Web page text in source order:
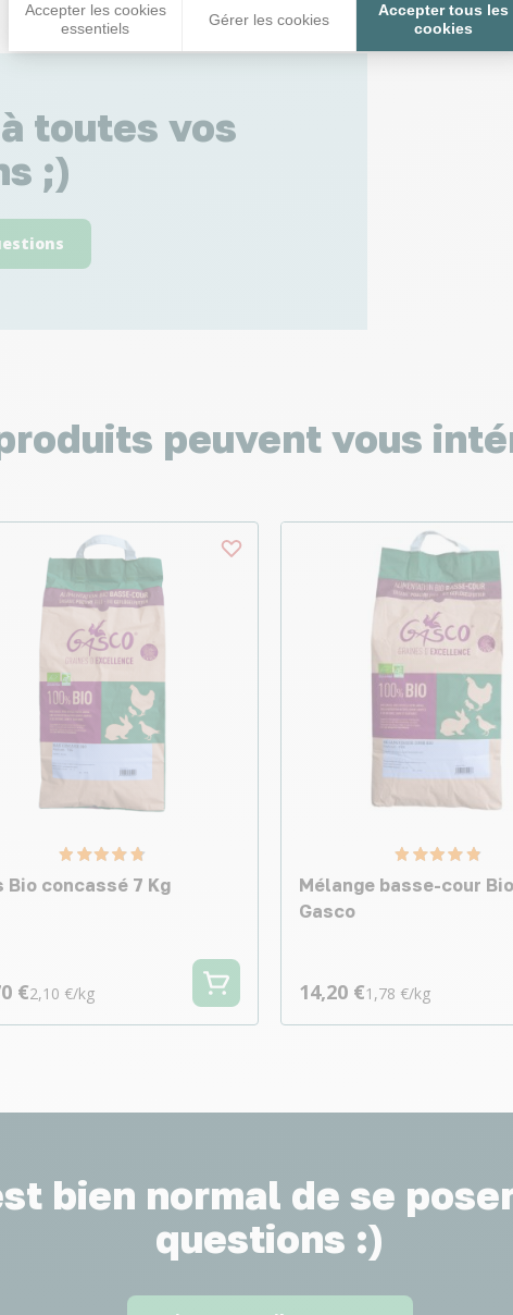
Accepter les cookies
essentiels
Gérer les cookies
Accepter tous les
cookies
toutes vos
;)
peuvent vous
Bio concassé 7 Kg
€2,10 €/kg
Mélange basse-cour
Gasco
14,20 €1,78 €/kg
bien normal de se
questions :)